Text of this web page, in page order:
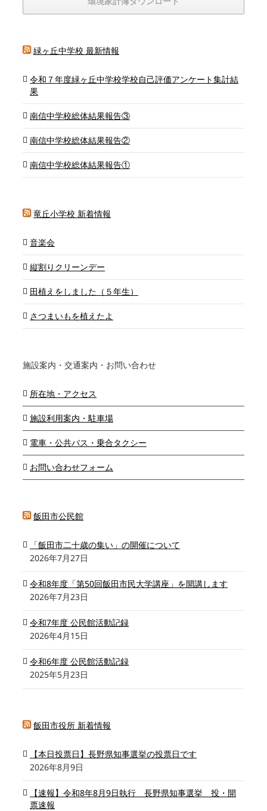
緑ヶ丘中学校 最新情報
令和７年度緑ヶ丘中学校学校自己評価アンケート集計結
果
南信中学校総体結果報告③
南信中学校総体結果報告②
南信中学校総体結果報告①
竜丘小学校 新着情報
音楽会
縦割りクリーンデー
田植えをしました（５年生）
さつまいもを植えたよ
施設案内・交通案内・お問い合わせ
所在地・アクセス
施設利用案内・駐車場
電車・公共バス・乗合タクシー
お問い合わせフォーム
飯田市公民館
「飯田市二十歳の集い」の開催について
2026年7月27日
令和8年度「第50回飯田市民大学講座」を開講します
2026年7月23日
令和7年度 公民館活動記録
2026年4月15日
令和6年度 公民館活動記録
2025年5月23日
飯田市役所 新着情報
【本日投票日】長野県知事選挙の投票日です
2026年8月9日
【速報】令和8年8月9日執行 長野県知事選挙 投・開
票速報